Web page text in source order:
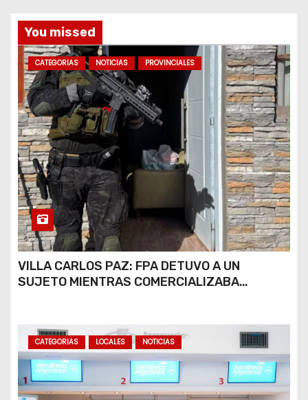
a
s
You missed
CATEGORIAS NOTICIAS PROVINCIALES
VILLA CARLOS PAZ: FPA DETUVO A UN
SUJETO MIENTRAS COMERCIALIZABA
CATEGORIAS LOCALES NOTICIAS